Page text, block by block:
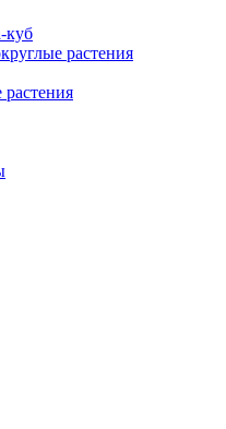
куб
растения